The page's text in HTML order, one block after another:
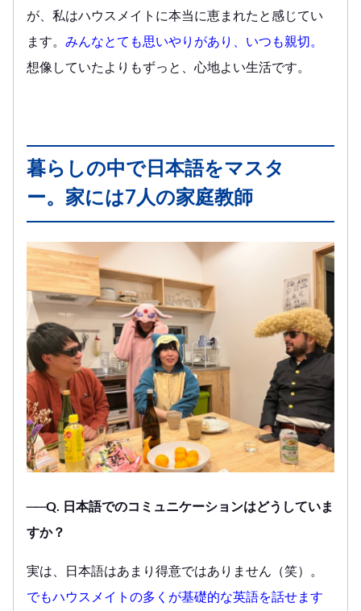
が、私はハウスメイトに本当に恵まれたと感じてい
ます。 みんなとても思いやりがあり、いつも親切。
想像していたよりもずっと、心地よい生活です。
暮らしの中で日本語をマスタ
ー。家には7人の家庭教師
──Q. 日本語でのコミュニケーションはどうしていま
すか？
実は、日本語はあまり得意ではありません（笑）。
でもハウスメイトの多くが基礎的な英語を話せます